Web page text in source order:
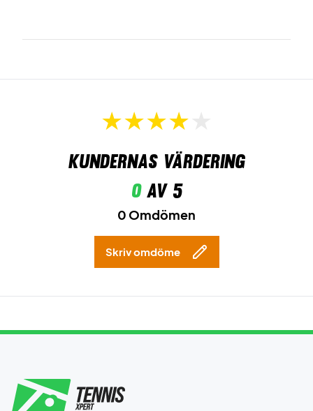
Kundernas värdering
0av 5
0 Omdömen
Skriv omdöme